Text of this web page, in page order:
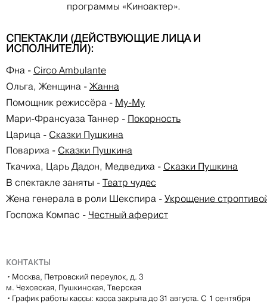
программы «Киноактер».
СПЕКТАКЛИ (ДЕЙСТВУЮЩИЕ ЛИЦА И
ИСПОЛНИТЕЛИ):
Фна - Circo Аmbulante
Ольга, Женщина - Жанна
Помощник режиссёра - Му-Му
Мари-Франсуаза Таннер - Покорность
Царица - Сказки Пушкина
Повариха - Сказки Пушкина
Ткачиха, Царь Дадон, Медведиха - Сказки Пушкина
В спектакле заняты - Театр чудес
Жена генерала в роли Шекспира - Укрощение
Госпожа Компас - Честный аферист
КОНТАКТЫ
• Москва, Петровский переулок, д. 3
м. Чеховская, Пушкинская, Тверская
• График работы кассы: касса закрыта до 31 августа. С 1 сентября